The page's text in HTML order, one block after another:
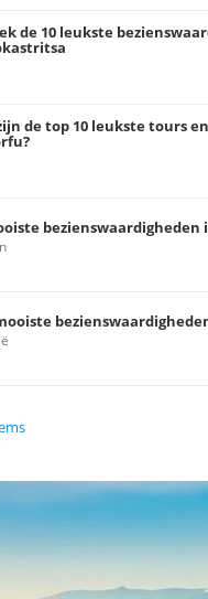
de 10 leukste
de top 10 leukste tours
bezienswaardigheden